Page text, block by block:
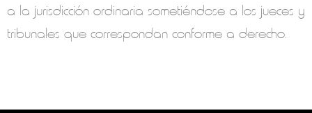
a la jurisdicción ordinaria sometiéndose a los jueces y
tribunales que correspondan conforme a derecho.